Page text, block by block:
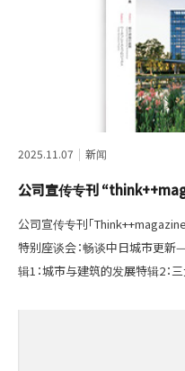
2025.11.07 新闻
公司宣传专刊
公司宣传专刊「
特别座谈会：畅谈中日城市更
辑1：城市与建筑的发展特辑2：